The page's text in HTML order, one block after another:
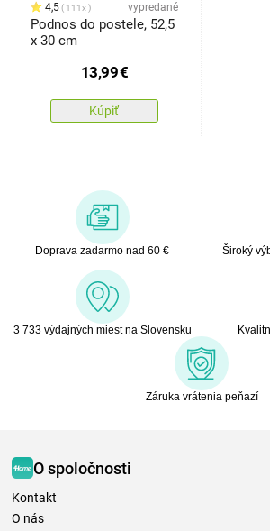
4,5 111x vypredané
Podnos do postele, 52,5
x 30 cm
13,99€
Kúpiť
Doprava zadarmo nad 60 €
Široký
3 733 výdajných miest na Slovensku
Záruka vrátenia peňazí
O spoločnosti
Kontakt
O nás